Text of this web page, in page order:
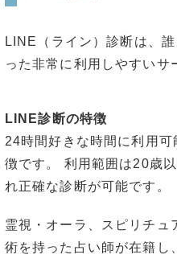
LINE（ライン）診断は、
った非常に利用しやすいサ
LINE診断の特徴
24時間好きな時間に利用
徴です。 利用範囲は20歳
れ正確な診断が可能です。
霊視・オーラ、スピリチュ
術を持った占い師が在籍し